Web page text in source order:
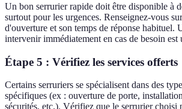
Un bon serrurier rapide doit être disponible à
surtout pour les urgences. Renseignez-vous
d'ouverture et son temps de réponse habituel.
intervenir immédiatement en cas de besoin est
Étape 5 : Vérifiez les services offerts
Certains serruriers se spécialisent dans des
spécifiques (ex : ouverture de porte,
sécurités, etc.). Vérifiez que le serrurier choisi